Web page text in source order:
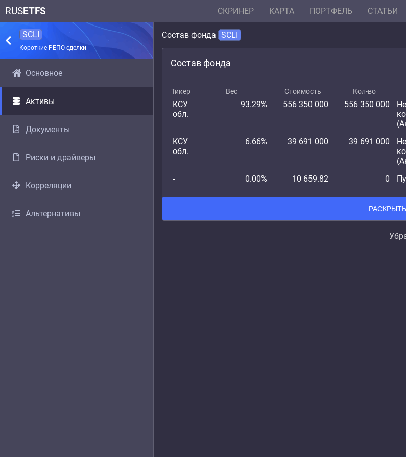
RUSETFS СКРИНЕР КАРТА ПОРТФЕЛЬ СТАТЬИ
SCLI
Короткие РЕПО-сделки
Основное
Активы
Документы
Риски и драйверы
Корреляции
Альтернативы
Состав фонда SCLI
Состав фонда
Тикер Вес Стоимость Кол-во
КСУ
обл.
93.29% 556 350 000 556 350 000
КСУ
обл.
6.66% 39 691 000 39 691 000
- 0.00% 10 659.82 0